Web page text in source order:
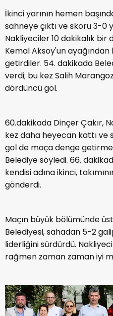
İkinci yarının hemen
sahneye çıktı ve skoru 3-0
Nakliyeciler 10 dakikalık bir
Kemal Aksoy'un
getirdiler. 54. dakikada
verdi; bu kez Salih
dördüncü gol.
60.dakikada Dinçer Çakır,
kez daha heyecan kattı ve
gol de maça denge
Belediye söyledi. 66.
kendisi adına ikinci,
gönderdi.
Maçın büyük bölümünde
Belediyesi, sahadan 5-2
liderliğini sürdürdü.
rağmen zaman zaman iyi